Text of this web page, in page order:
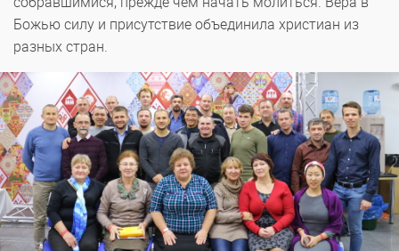
Божью силу и присутствие объединила христиан из
разных стран.